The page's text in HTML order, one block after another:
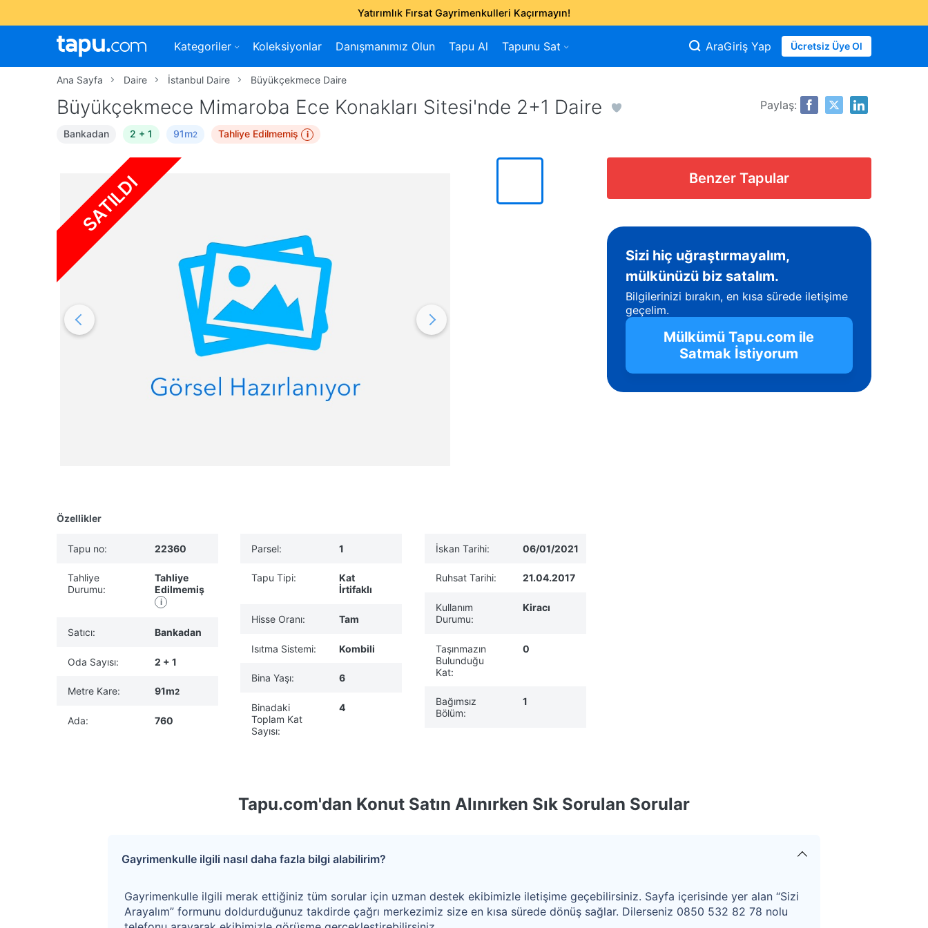
Yatırımlık Fırsat Gayrimenkulleri Kaçırmayın!
Kategoriler Koleksiyonlar Danışmanımız Olun Tapu Al Tapunu Sat AraGiriş Yap Ücretsiz Üye Ol
Ana Sayfa Daire İstanbul Daire Büyükçekmece Daire
Büyükçekmece Mimaroba Ece Konakları Sitesi'nde 2+1 Daire
Bankadan 2 + 1 91m2 Tahliye Edilmemiş i
Paylaş:
SATILDI
Özellikler
Tapu no: 22360
Tahliye
Durumu:
Tahliye
Edilmemiş
i
Satıcı: Bankadan
Oda Sayısı: 2 + 1
Metre Kare: 91m2
Ada: 760
Parsel: 1
Tapu Tipi:
Kat
İrtifaklı
Hisse Oranı: Tam
Isıtma Sistemi: Kombili
Bina Yaşı: 6
Binadaki
Toplam Kat
Sayısı:
4
İskan Tarihi: 06/01/2021
Ruhsat Tarihi: 21.04.2017
Kullanım
Durumu:
Kiracı
Taşınmazın
Bulunduğu
Kat:
0
Bağımsız
Bölüm:
1
Benzer Tapular
Sizi hiç uğraştırmayalım,
mülkünüzü biz satalım.
Bilgilerinizi bırakın, en kısa sürede iletişime
geçelim.
Mülkümü Tapu.com ile
Satmak İstiyorum
Tapu.com'dan Konut Satın Alınırken Sık Sorulan Sorular
Gayrimenkulle ilgili nasıl daha fazla bilgi alabilirim?
Gayrimenkulle ilgili merak ettiğiniz tüm sorular için uzman destek ekibimizle iletişime geçebilirsiniz. Sayfa içerisinde yer alan “Sizi
Arayalım” formunu doldurduğunuz takdirde çağrı merkezimiz size en kısa sürede dönüş sağlar. Dilerseniz 0850 532 82 78 nolu